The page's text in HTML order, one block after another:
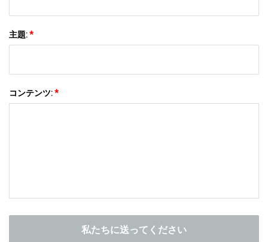
主題:*
コンテンツ:*
私たちに送ってください